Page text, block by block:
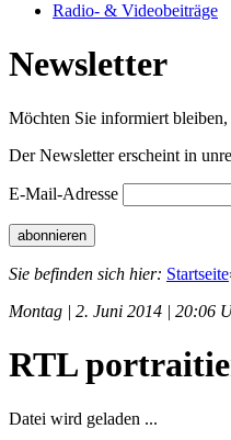
Radio- & Videobeiträge
Newsletter
Möchten Sie informiert
Der Newsletter erscheint in
E-Mail-Adresse
Sie befinden sich hier: Startseite
Montag | 2. Juni 2014 | 20:06
RTL
Datei wird geladen ...